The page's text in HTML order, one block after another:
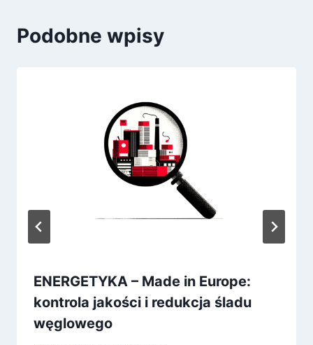
Podobne wpisy
ENERGETYKA – Made in Europe:
kontrola jakości i redukcja śladu
węglowego